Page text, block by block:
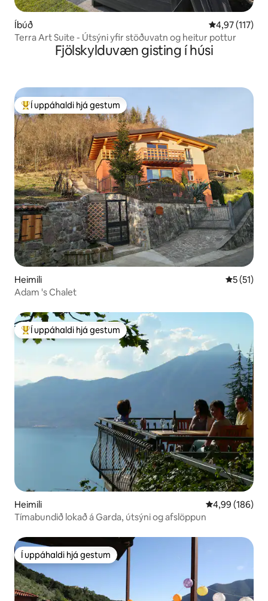
Íbúð 4,97 af 5 í
4,97 (117)
Terra Art Suite - Útsýni yfir stöðuvatn og heitur pottur
Fjölskylduvæn gisting í húsi
Í mestu uppáhaldi hjá gestum
Í uppáhaldi hjá gestum
Heimili 5 af 5 í
5 (51)
Adam 's Chalet
Í mestu uppáhaldi hjá gestum
Í uppáhaldi hjá gestum
Heimili 4,99 af 5 í
4,99 (186)
Tímabundið lokað á Garda, útsýni og afslöppun
Í uppáhaldi hjá gestum
Í uppáhaldi hjá gestum